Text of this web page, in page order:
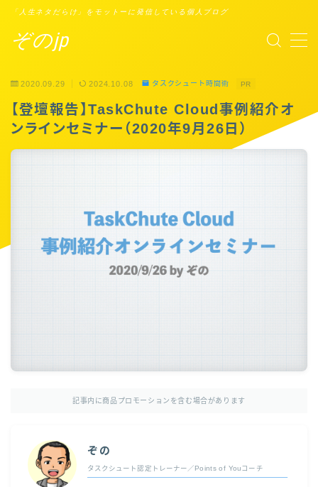
ぞのjp
「人生ネタだらけ」をモットーに発信している個人ブログ
MENU
Points of You
ブックレビュー
2020.09.29 2024.10.08 タスクシュート時間術 PR
【登壇報告】TaskChute Cloud事例紹介オ
ンラインセミナー（2020年9月26日）
記事内に商品プロモーションを含む場合があります
ぞの
タスクシュート認定トレーナー／Points of Youコーチ